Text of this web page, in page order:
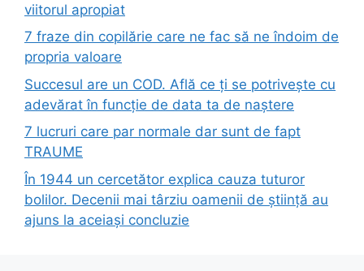
viitorul apropiat
7 fraze din copilărie care ne fac să ne îndoim de
propria valoare
Succesul are un COD. Află ce ți se potrivește cu
adevărat în funcție de data ta de naștere
7 lucruri care par normale dar sunt de fapt
TRAUME
În 1944 un cercetător explica cauza tuturor
bolilor. Decenii mai târziu oamenii de știință au
ajuns la aceiași concluzie